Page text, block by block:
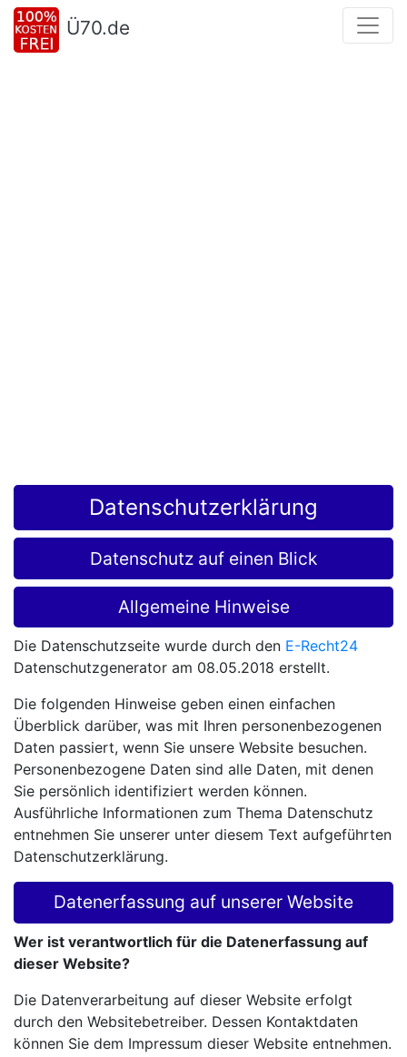
Ü70.de
Datenschutzerklärung
Datenschutz auf einen Blick
Allgemeine Hinweise
Die Datenschutzseite wurde durch den E-Recht24
Datenschutzgenerator am 08.05.2018 erstellt.
Die folgenden Hinweise geben einen einfachen
Überblick darüber, was mit Ihren personenbezogenen
Daten passiert, wenn Sie unsere Website besuchen.
Personenbezogene Daten sind alle Daten, mit denen
Sie persönlich identifiziert werden können.
Ausführliche Informationen zum Thema Datenschutz
entnehmen Sie unserer unter diesem Text aufgeführten
Datenschutzerklärung.
Datenerfassung auf unserer Website
Wer ist verantwortlich für die Datenerfassung auf
dieser Website?
Die Datenverarbeitung auf dieser Website erfolgt
durch den Websitebetreiber. Dessen Kontaktdaten
können Sie dem Impressum dieser Website entnehmen.